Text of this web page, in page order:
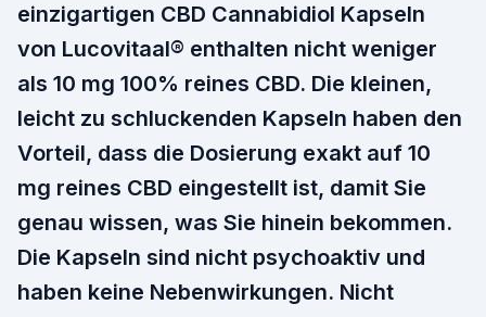
einzigartigen CBD Cannabidiol Kapseln
von Lucovitaal® enthalten nicht weniger
als 10 mg 100% reines CBD. Die kleinen,
leicht zu schluckenden Kapseln haben den
Vorteil, dass die Dosierung exakt auf 10
mg reines CBD eingestellt ist, damit Sie
genau wissen, was Sie hinein bekommen.
Die Kapseln sind nicht psychoaktiv und
haben keine Nebenwirkungen. Nicht